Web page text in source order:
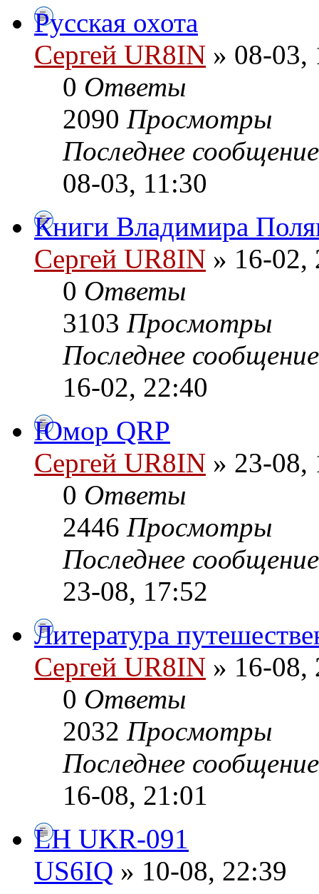
Русская охота
Сергей UR8IN » 08-03,
0 Ответы
2090 Просмотры
Последнее
08-03, 11:30
Книги Владимира
Сергей UR8IN » 16-02,
0 Ответы
3103 Просмотры
Последнее
16-02, 22:40
Юмор QRP
Сергей UR8IN » 23-08,
0 Ответы
2446 Просмотры
Последнее
23-08, 17:52
Литература
Сергей UR8IN » 16-08,
0 Ответы
2032 Просмотры
Последнее
16-08, 21:01
LH UKR-091
US6IQ » 10-08, 22:39